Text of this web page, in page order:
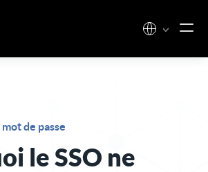
mot de passe
le SSO ne